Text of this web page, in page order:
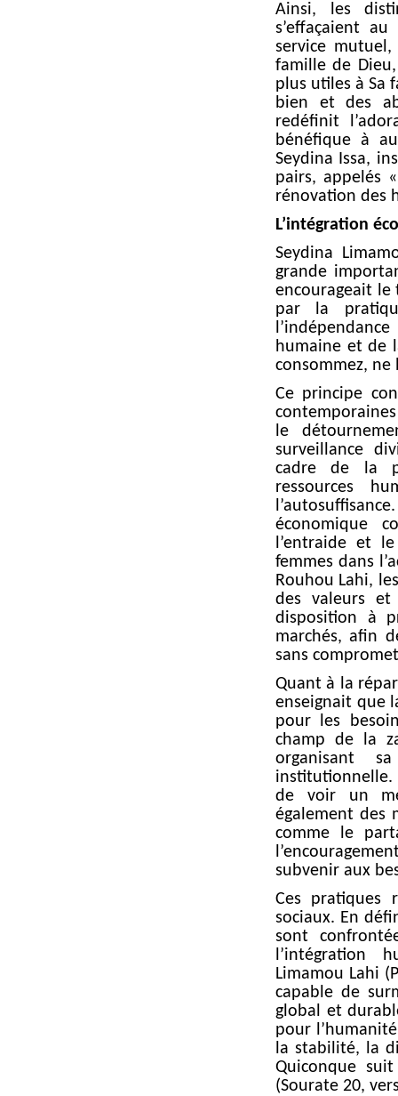
Ainsi, les
s’effaçaient
service
famille de
plus utiles à Sa
bien et des
redéfinit
bénéfique à
Seydina Issa,
pairs, appelés
rénovation des
L’intégration
Seydina
grande
encourageait le
par la
humaine et de
consommez, ne
Ce principe
le
surveillance
cadre de la
ressources
économique
l’entraide et
femmes dans
Rouhou Lahi,
des valeurs
disposition à
marchés, afin
sans
Quant à la
enseignait que
pour les
champ de la
organisant
institutionnelle.
de voir un
également des
comme le
subvenir aux
Ces pratiques
sociaux. En
sont
l’intégration
Limamou Lahi
capable de
global et
pour
la stabilité, la
Quiconque
(Sourate 20,